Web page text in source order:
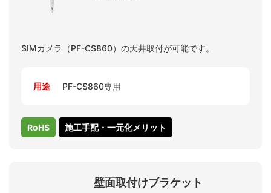
SIMカメラ（PF-CS860）の天井取付が可能です。
用途 PF-CS860専用
RoHS 施工手配・一元化メリット
壁面取付けブラケット